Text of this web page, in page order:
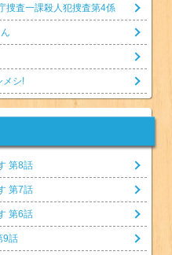
捜査一課殺人犯捜査第4係
メシ!
第8話
第7話
第6話
9話